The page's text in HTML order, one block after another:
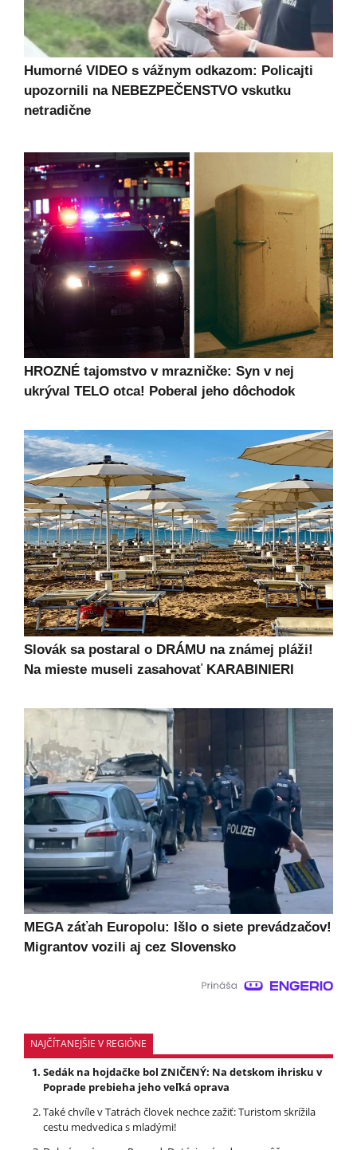
Humorné VIDEO s vážnym odkazom: Policajti
upozornili na NEBEZPEČENSTVO vskutku
netradične
HROZNÉ tajomstvo v mrazničke: Syn v nej
ukrýval TELO otca! Poberal jeho dôchodok
Slovák sa postaral o DRÁMU na známej pláži!
Na mieste museli zasahovať KARABINIERI
MEGA záťah Europolu: Išlo o siete prevádzačov!
Migrantov vozili aj cez Slovensko
NAJČÍTANEJŠIE V REGIÓNE
Sedák na hojdačke bol ZNIČENÝ: Na detskom ihrisku v
Poprade prebieha jeho veľká oprava
Také chvíle v Tatrách človek nechce zažiť: Turistom skrížila
cestu medvedica s mladými!